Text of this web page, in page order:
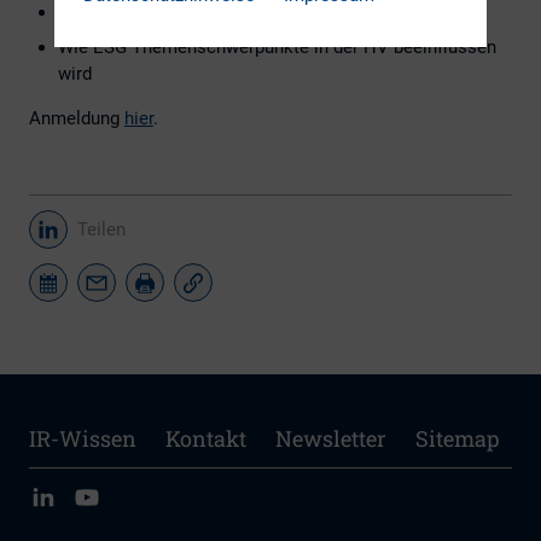
ESG in der Vorstandsvergütung
Wie ESG Themenschwerpunkte in der HV beeinflussen
wird
Anmeldung hier.
Teilen
IR-Wissen Kontakt Newsletter Sitemap